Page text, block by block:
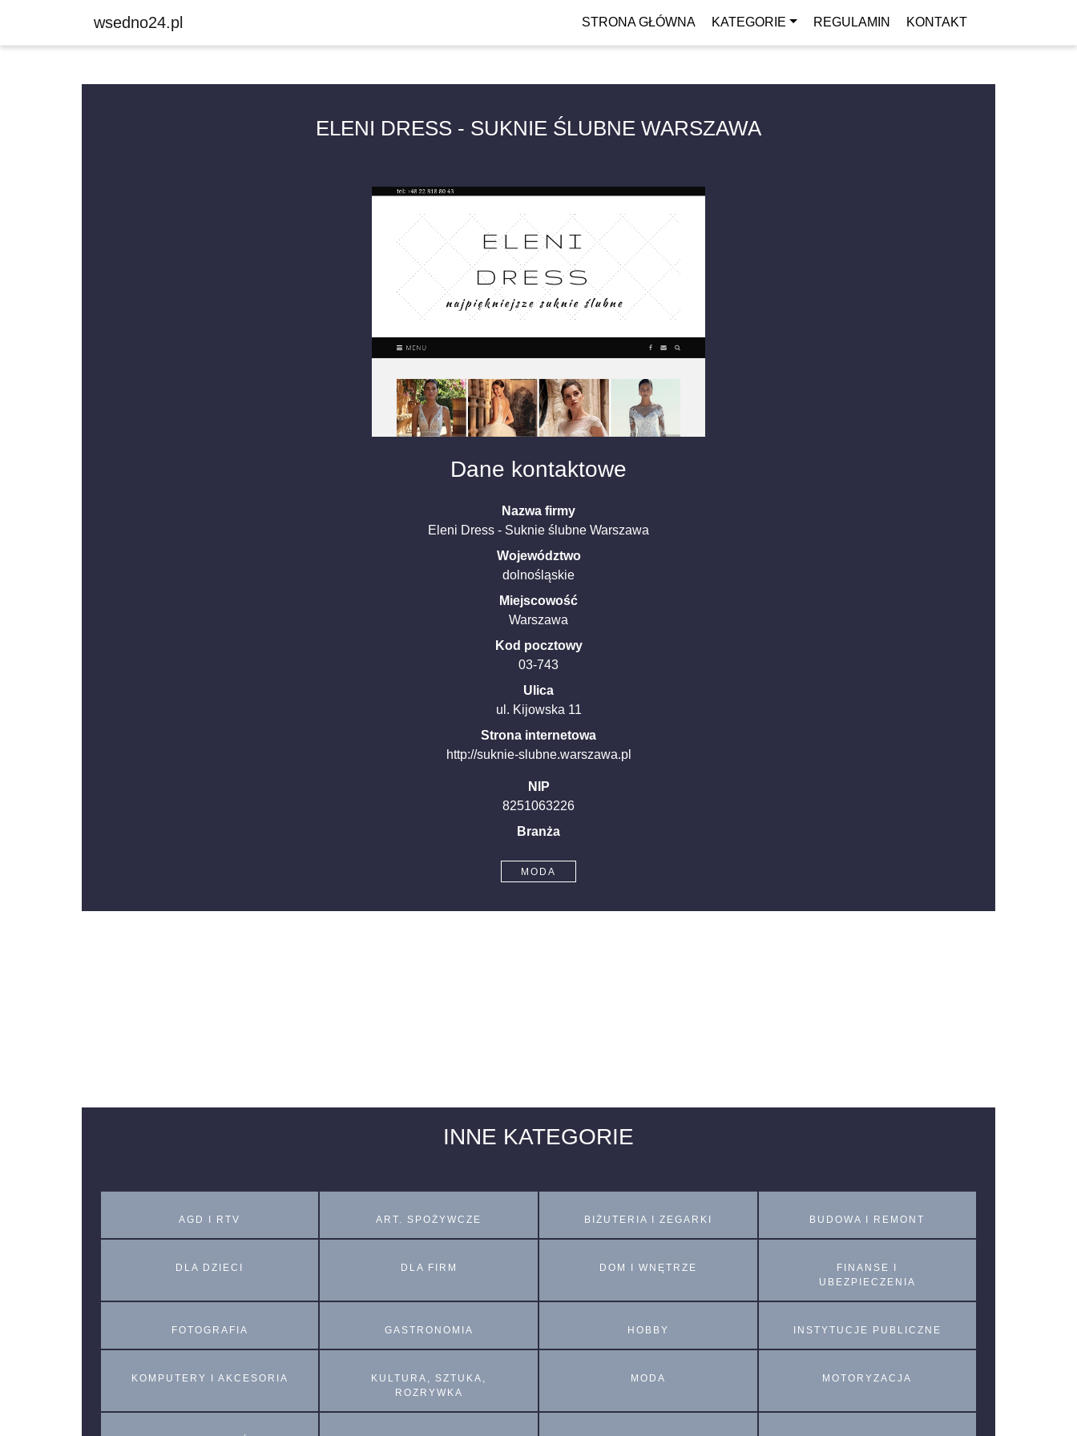
wsedno24.pl STRONA GŁÓWNA KATEGORIE REGULAMIN KONTAKT
ELENI DRESS - SUKNIE ŚLUBNE WARSZAWA
Dane kontaktowe
Nazwa firmy
Eleni Dress - Suknie ślubne Warszawa
Województwo
dolnośląskie
Miejscowość
Warszawa
Kod pocztowy
03-743
Ulica
ul. Kijowska 11
Strona internetowa
http://suknie-slubne.warszawa.pl
NIP
8251063226
Branża
MODA
INNE KATEGORIE
AGD I RTV ART. SPOŻYWCZE BIŻUTERIA I ZEGARKI BUDOWA I REMONT
DLA DZIECI DLA FIRM DOM I WNĘTRZE
FINANSE I
UBEZPIECZENIA
FOTOGRAFIA GASTRONOMIA HOBBY INSTYTUCJE PUBLICZNE
KOMPUTERY I AKCESORIA
KULTURA, SZTUKA,
ROZRYWKA
MODA MOTORYZACJA